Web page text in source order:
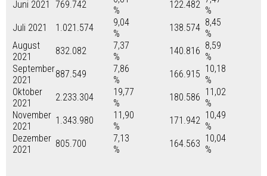
Juni 2021
769.742
%
122.482
%
Juli 2021
1.021.574
9,04
%
138.574 8,45
%
August
2021
832.082
7,37
%
140.816 8,59
%
September
2021
887.549
7,86
%
166.915 10,18
%
Oktober
2021
2.233.304
19,77
%
180.586 11,02
%
November
2021
1.343.980
11,90
%
171.942 10,49
%
Dezember
2021
805.700
7,13
%
164.563 10,04
%